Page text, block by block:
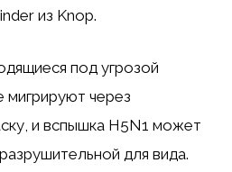
из Knop.
под угрозой
мигрируют через
и вспышка H5N1 может
для вида.